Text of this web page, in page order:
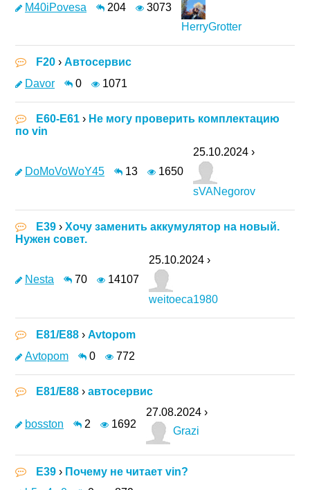
M40iPovesa 204 3073
HerryGrotter
F20 › Автосервис
Davor
0 1071
E60-E61 › Не могу проверить комплектацию
по vin
DoMoVoWoY45 13 1650
25.10.2024 ›
sVANegorov
E39 › Хочу заменить аккумулятор на новый.
Нужен совет.
Nesta 70 14107
25.10.2024 ›
weitoeca1980
E81/E88 › Avtopom
Avtopom
0 772
E81/E88 › автосервис
bosston 2 1692
27.08.2024 ›
Grazi
E39 › Почему не читает vin?